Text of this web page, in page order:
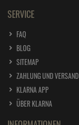
SERVICE
FAQ
BLOG
SITEMAP
ZAHLUNG UND VERSAND
KLARNA APP
ÜBER KLARNA